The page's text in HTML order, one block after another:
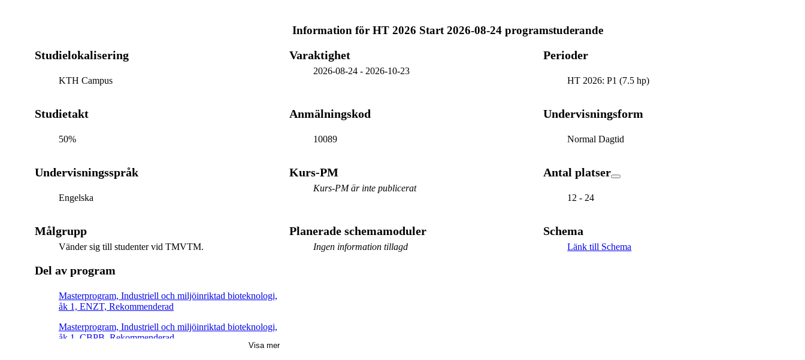
Information för HT 2026 Start 2026-08-24 programstuderande
Studielokalisering
KTH Campus
Varaktighet
2026-08-24- 2026-10-23
Perioder
HT 2026: P1 (7.5 hp)
Studietakt
50%
Anmälningskod
10089
Undervisningsform
Normal Dagtid
Undervisningsspråk
Engelska
Kurs-PM
Kurs-PM är inte publicerat
Antal platser
12 - 24
Målgrupp
Vänder sig till studenter vid TMVTM.
Planerade schemamoduler
Ingen information tillagd
Schema
Länk till Schema
Del av program
Masterprogram, Industriell och miljöinriktad bioteknologi,
åk 1, ENZT, Rekommenderad
Masterprogram, Industriell och miljöinriktad bioteknologi,
åk 1, CBPB, Rekommenderad
Visa mer